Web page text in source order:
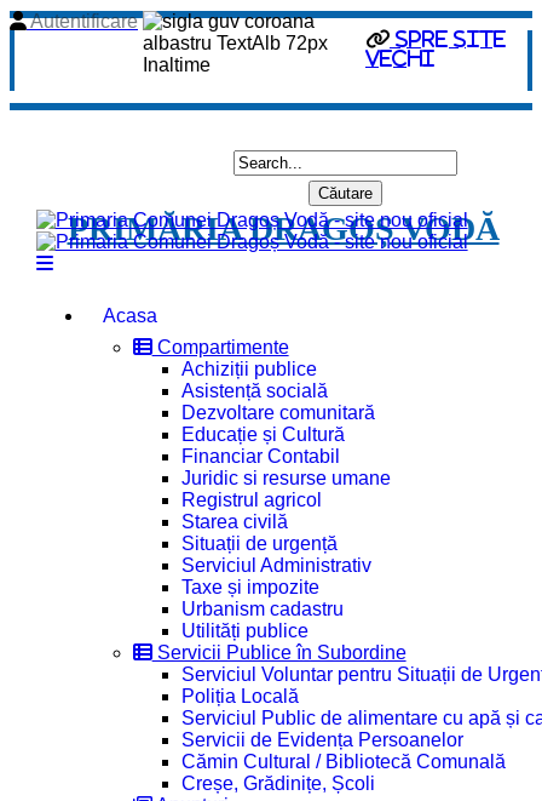
spre site
vechi
Autentificare
PRIMĂRIA DRAGOȘ VODĂ
Acasa
Compartimente
Achiziții publice
Asistență socială
Dezvoltare comunitară
Educație și Cultură
Financiar Contabil
Juridic si resurse umane
Registrul agricol
Starea civilă
Situații de urgență
Serviciul Administrativ
Taxe și impozite
Urbanism cadastru
Utilități publice
Servicii Publice în Subordine
Serviciul Voluntar pentru Situații de
Poliția Locală
Serviciul Public de alimentare cu apă și
Servicii de Evidența Persoanelor
Cămin Cultural / Bibliotecă Comunală
Creșe, Grădinițe, Școli